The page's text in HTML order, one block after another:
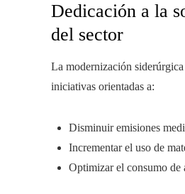
Dedicación a la
del sector
La modernización
iniciativas orientadas a:
Disminuir emisiones
Incrementar el uso de
Optimizar el consumo de